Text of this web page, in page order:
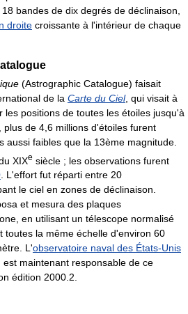
bandes de dix degrés de déclinaison,
droite croissante à l'intérieur de chaque
(Astrographic Catalogue) faisait
de la Carte du Ciel, qui visait à
les positions de toutes les étoiles jusqu'à
plus de 4,6 millions d'étoiles furent
aussi faibles que la 13ème magnitude.
XIXe siècle ; les observations furent
. L'effort fut réparti entre 20
le ciel en zones de déclinaison.
et mesura des plaques
en utilisant un télescope normalisé
toutes la même échelle d'environ 60
L'observatoire naval des États-Unis
maintenant responsable de ce
édition 2000.2.